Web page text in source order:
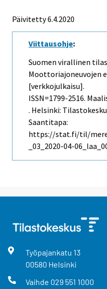
Päivitetty 6.4.2020
Viittausohje:
Suomen virallinen
Moottoriajoneuvojen
[verkkojulkaisu].
ISSN=1799-2516.
. Helsinki:
Saantitapa:
https://stat.fi/til/
_03_2020-04-
Työpajankatu 13
00580 Helsinki
Vaihde 029 551 1000